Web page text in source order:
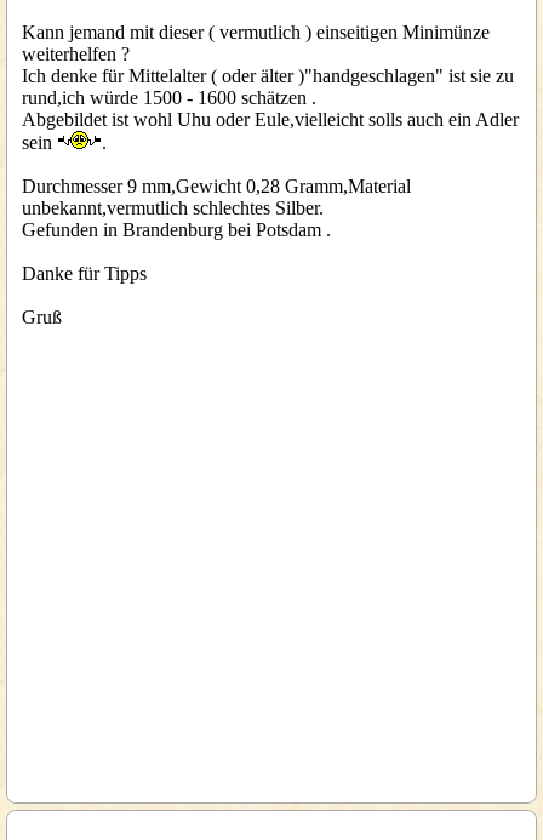
Kann jemand mit dieser ( vermutlich ) einseitigen Minimünze
weiterhelfen ?
Ich denke für Mittelalter ( oder älter )"handgeschlagen" ist sie zu
rund,ich würde 1500 - 1600 schätzen .
Abgebildet ist wohl Uhu oder Eule,vielleicht solls auch ein Adler
sein
.
Durchmesser 9 mm,Gewicht 0,28 Gramm,Material
unbekannt,vermutlich schlechtes Silber.
Gefunden in Brandenburg bei Potsdam .
Danke für Tipps
Gruß